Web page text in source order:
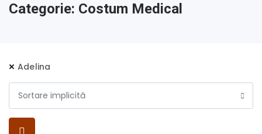
Categorie: Costum Medical
Adelina